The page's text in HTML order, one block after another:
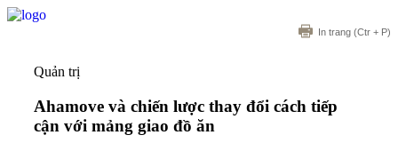
In trang (Ctr + P)
Quản trị
Ahamove và chiến lược thay đổi cách tiếp
cận với mảng giao đồ ăn